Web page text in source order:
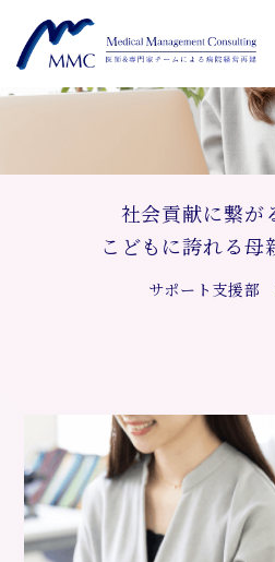
社会貢献に繋が
こどもに誇れる母
サポート支援部